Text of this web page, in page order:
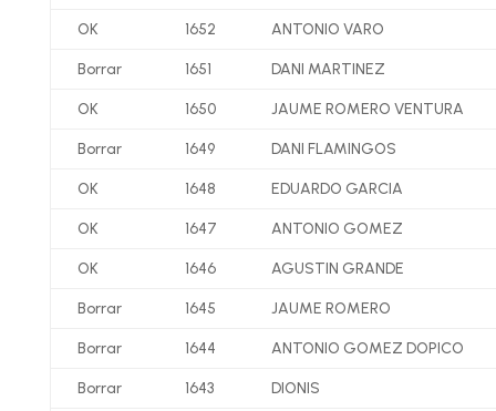
OK 1652 ANTONIO VARO
Borrar 1651 DANI MARTINEZ
OK 1650 JAUME ROMERO VENTURA
Borrar 1649 DANI FLAMINGOS
OK 1648 EDUARDO GARCIA
OK 1647 ANTONIO GOMEZ
OK 1646 AGUSTIN GRANDE
Borrar 1645 JAUME ROMERO
Borrar 1644 ANTONIO GOMEZ DOPICO
Borrar 1643 DIONIS